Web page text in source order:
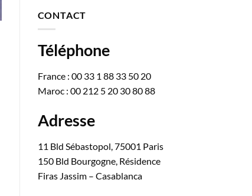
CONTACT
Téléphone
France : 00 33 1 88 33 50 20
Maroc : 00 212 5 20 30 80 88
Adresse
11 Bld Sébastopol, 75001 Paris
150 Bld Bourgogne, Résidence
Firas Jassim – Casablanca